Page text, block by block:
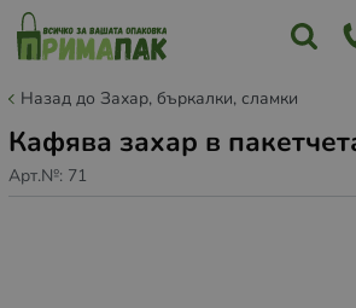
Назад до Захар, бъркалки, сламки
Кафява захар в
Арт.№: 71